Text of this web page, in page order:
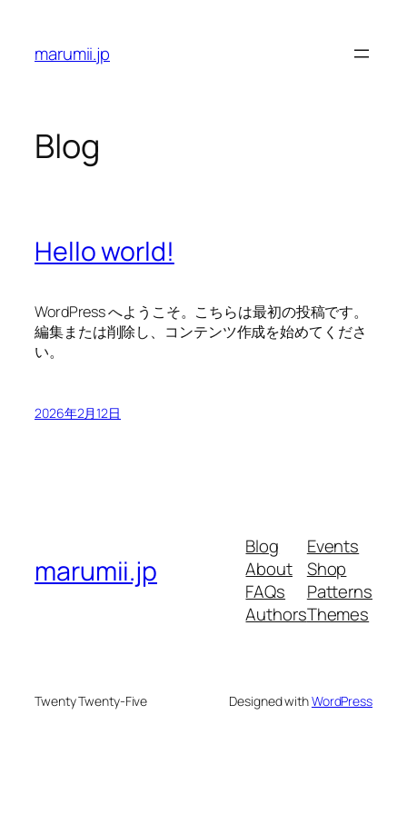
content
marumii.jp
Blog
Hello world!
WordPress へようこそ。こちらは最初の投稿です。
編集または削除し、コンテンツ作成を始めてくださ
い。
2026年2月12日
marumii.jp
Blog
About
FAQs
Authors
Events
Shop
Patterns
Themes
Twenty Twenty-Five Designed withWordPress